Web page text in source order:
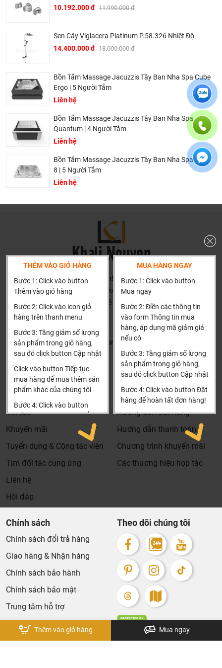
phức có thể gặp phải của sản phẩm cũng được thành
Giá thành phù hợp: Giá sản phẩm của chúng tôi không
phải là rẻ nhất, chúng tôi có những dịch vụ được thiết kế
riêng cho ngành nghề này nó thực sự cần thiết và có giá
trị với khách hàng, điều đó giúp chúng tôi là đơn vị có giá
bán tốt nhất trong thị trường so với sản phẩm + dịch vụ
mà khách hàng nhận được. Bời vì Khali Nguyễn muốn
Dịch vụ riêng của Khali Nguyễn dành cho khách hàng:
Khảo sát công trình, để hỗ trợ khách hàng chọn sản
phẩm đúng và phù hợp cũng như đưa ra các lời
khuyên, chú ý, hoặc chỉ ra các vấn khổng ổn nếu có
hoàn toàn miễn phí.
Bảo trì sản phẩm lên tới 5 năm, tặng các phụ kiện hao
mòn và thay thế miễn phí.
Bảo trì kiểm tra sản phẩm trước khi hết hạn bảo hành
kể cả sản phẩm có lên đên 5 năm hay 10 năm bảo
hành miễn phí, Khali Nguyễn sẽ liên hệ để bảo trì và
kiểm tra khi đến hạn, khách hàng không phải ghi nhớ
Khali Nguyễn - Tri kỷ của ngôi nhà bạn!
10.192.000 đ 11.990.000 đ
Sen Cây Viglacera Platinum P.58.326 Nhiệt Độ
14.400.000 đ 18.000.000 đ
Bồn Tắm Massage Jacuzzis Tây Ban Nha Spa Cube
Ergo | 5 Người Tắm
Liên hệ
Bồn Tắm Massage Jacuzzis Tây Ban Nha Spa
Quantum | 4 Người Tắm
Liên hệ
Bồn Tắm Massage Jacuzzis Tây Ban Nha Spa Aqua
8 | 5 Người Tắm
Liên hệ
Thêm vào giỏ hàng Mua ngay
THÊM VÀO GIỎ HÀNG
Bước 1: Click vào button
Thêm vào giỏ hàng
Bước 2: Click vào icon giỏ
hàng trên thanh menu
Bước 3: Tăng giảm số lượng
sản phẩm trong giỏ hàng,
sau đó click button Cập nhật
Click vào button Tiếp tục
mua hàng để mua thêm sản
phẩm khác của chúng tôi
Bước 4: Click vào button
Tiến hành thanh toán để
thanh toán đơn hàng của
Xin cảm ơn khách hàng!!!
MUA HÀNG NGAY
Bước 1: Click vào button
Mua ngay
Bước 2: Điền các thông tin
vào form Thông tin mua
hàng, áp dụng mã giảm giá
nếu có
Bước 3: Tăng giảm số lượng
sản phẩm trong giỏ hàng,
sau đó click button Cập nhật
Bước 4: Click vào button Đặt
hàng để hoàn tất đơn hàng!
Xin cảm ơn khách hàng!!!
HN: số 160 đường Văn Minh, Di Trạch, Hoài Đức, Hà Nội
(Cách đại học công nghiệp 1 km)
HCM và các tỉnh khác: Liên hệ hotline để được hướng dẫn
đặt hàng
Khalinguyen.vn@gmail.com
0904501766
Thông tin
Tìm đại lý & Hợp tác
Tin tức
Khuyến mãi
Tuyển dụng & Cộng tác viên
Tìm đối tác cung ứng
Liên hệ
Hỏi đáp
Thông tin thêm
Hướng dẫn mua hàng
Hướng dẫn đặt hàng
Hướng dẫn thanh toán
Chương trình khuyến mãi
Các thương hiệu hợp tác
Chính sách
Chính sách đổi trả hàng
Giao hàng & Nhận hàng
Chính sách bảo hành
Chính sách bảo mật
Trung tâm hỗ trợ
Theo dõi chúng tôi